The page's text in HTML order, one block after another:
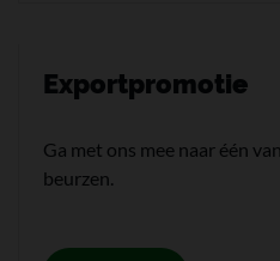
Exportpromotie
Ga met ons mee naar één
beurzen.